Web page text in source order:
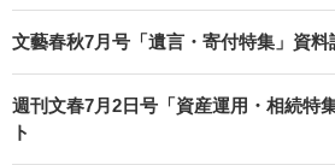
文藝春秋7月号「遺言・寄付特集」資料
週刊文春7月2日号「資産運用・相続特
ト